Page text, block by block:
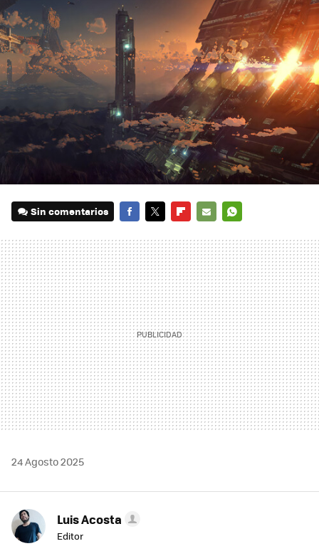
Sin comentarios
MAIL
24 Agosto 2025
Luis Acosta
Editor